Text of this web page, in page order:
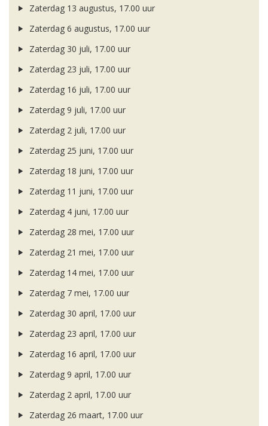
Zaterdag 13 augustus, 17.00 uur
Zaterdag 6 augustus, 17.00 uur
Zaterdag 30 juli, 17.00 uur
Zaterdag 23 juli, 17.00 uur
Zaterdag 16 juli, 17.00 uur
Zaterdag 9 juli, 17.00 uur
Zaterdag 2 juli, 17.00 uur
Zaterdag 25 juni, 17.00 uur
Zaterdag 18 juni, 17.00 uur
Zaterdag 11 juni, 17.00 uur
Zaterdag 4 juni, 17.00 uur
Zaterdag 28 mei, 17.00 uur
Zaterdag 21 mei, 17.00 uur
Zaterdag 14 mei, 17.00 uur
Zaterdag 7 mei, 17.00 uur
Zaterdag 30 april, 17.00 uur
Zaterdag 23 april, 17.00 uur
Zaterdag 16 april, 17.00 uur
Zaterdag 9 april, 17.00 uur
Zaterdag 2 april, 17.00 uur
Zaterdag 26 maart, 17.00 uur